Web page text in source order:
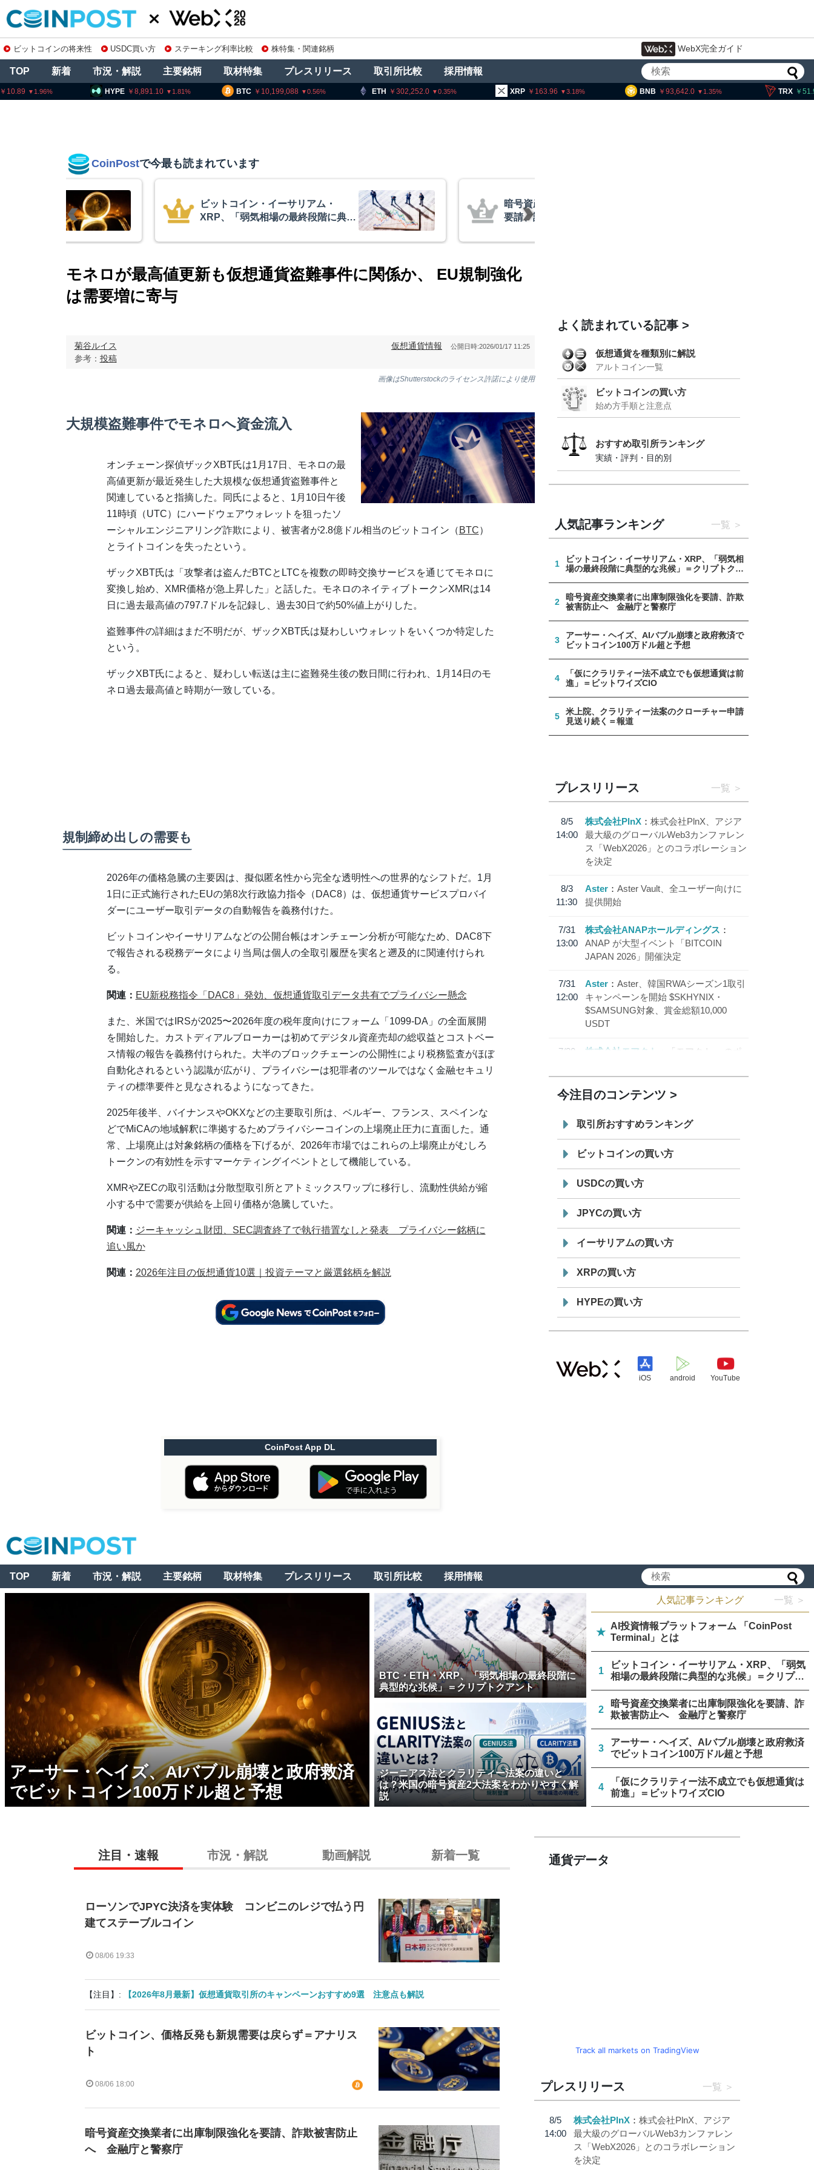
ビットコインの将来性 USDC買い方 ステーキング利率比較 株特集・関連銘柄 WebX完全ガイド
TOP 新着 市況・解説 主要銘柄 取材特集 プレスリリース 取引所比較 採用情報
BTC 10,199,088 0.56 ETH 302,252.0 0.35 XRP 163.96 3.18 BNB 93,642.0 1.35 TRX 51.90
HYPE 8,891.10 1.81
CoinPostで今最も読まれています
ビットコイン・イーサリアム・
XRP、「弱気相場の最終段階に典型
暗号資産交換業者に出庫制限強化を
要請、詐欺被害防止へ 金融庁と警
モネロが最高値更新も仮想通貨盗難事件に関係か、 EU規制強化
は需要増に寄与
菊谷ルイス
参考： 投稿
仮想通貨情報 公開日時:2026/01/17 11:25
画像はShutterstockのライセンス許諾により使用
大規模盗難事件でモネロへ資金流入
オンチェーン探偵ザックXBT氏は1月17日、モネロの最
高値更新が最近発生した大規模な仮想通貨盗難事件と
関連していると指摘した。同氏によると、1月10日午後
11時頃（UTC）にハードウェアウォレットを狙ったソ
ーシャルエンジニアリング詐欺により、被害者が2.8億ドル相当のビットコイン（ BTC）
とライトコインを失ったという。
ザックXBT氏は「攻撃者は盗んだBTCとLTCを複数の即時交換サービスを通じてモネロに
変換し始め、XMR価格が急上昇した」と話した。モネロのネイティブトークンXMRは14
日に過去最高値の797.7ドルを記録し、過去30日で約50%値上がりした。
盗難事件の詳細はまだ不明だが、ザックXBT氏は疑わしいウォレットをいくつか特定した
という。
ザックXBT氏によると、疑わしい転送は主に盗難発生後の数日間に行われ、1月14日のモ
ネロ過去最高値と時期が一致している。
規制締め出しの需要も
2026年の価格急騰の主要因は、擬似匿名性から完全な透明性への世界的なシフトだ。1月
1日に正式施行されたEUの第8次行政協力指令（DAC8）は、仮想通貨サービスプロバイ
ダーにユーザー取引データの自動報告を義務付けた。
ビットコインやイーサリアムなどの公開台帳はオンチェーン分析が可能なため、DAC8下
で報告される税務データにより当局は個人の全取引履歴を実名と遡及的に関連付けられ
る。
関連： EU新税務指令「DAC8」発効、仮想通貨取引データ共有でプライバシー懸念
また、米国ではIRSが2025〜2026年度の税年度向けにフォーム「1099-DA」の全面展開
を開始した。カストディアルブローカーは初めてデジタル資産売却の総収益とコストベー
ス情報の報告を義務付けられた。大半のブロックチェーンの公開性により税務監査がほぼ
自動化されるという認識が広がり、プライバシーは犯罪者のツールではなく金融セキュリ
ティの標準要件と見なされるようになってきた。
2025年後半、バイナンスやOKXなどの主要取引所は、ベルギー、フランス、スペインな
どでMiCAの地域解釈に準拠するためプライバシーコインの上場廃止圧力に直面した。通
常、上場廃止は対象銘柄の価格を下げるが、2026年市場ではこれらの上場廃止がむしろ
トークンの有効性を示すマーケティングイベントとして機能している。
XMRやZECの取引活動は分散型取引所とアトミックスワップに移行し、流動性供給が縮
小する中で需要が供給を上回り価格が急騰していた。
関連： ジーキャッシュ財団、SEC調査終了で執行措置なしと発表 プライバシー銘柄に
追い風か
関連： 2026年注目の仮想通貨10選｜投資テーマと厳選銘柄を解説
CoinPost App DL
よく読まれている記事
仮想通貨を種類別に解説
アルトコイン一覧
ビットコインの買い方
始め方手順と注意点
おすすめ取引所ランキング
実績・評判・目的別
人気記事ランキング 一覧
1
ビットコイン・イーサリアム・XRP、「弱気相
場の最終段階に典型的な兆候」＝クリプトクア
2
暗号資産交換業者に出庫制限強化を要請、詐欺
被害防止へ 金融庁と警察庁
3
アーサー・ヘイズ、AIバブル崩壊と政府救済で
ビットコイン100万ドル超と予想
4
「仮にクラリティー法不成立でも仮想通貨は前
進」＝ビットワイズCIO
5
米上院、クラリティー法案のクローチャー申請
見送り続く＝報道
プレスリリース 一覧
8/5
14:00
株式会社PlnX
株式会社PlnX、アジア
最大級のグローバルWeb3カンファレン
ス「WebX2026」とのコラボレーション
を決定
8/3
11:30
Aster
Aster Vault、全ユーザー向けに
提供開始
7/31
13:00
株式会社ANAPホールディングス
ANAP が大型イベント「BITCOIN
JAPAN 2026」開催決定
7/31
12:00
Aster
Aster、韓国RWAシーズン1取引
キャンペーンを開始 $SKHYNIX・
$SAMSUNG対象、賞金総額10,000
USDT
7/30
株式会社モアクト
「モアクト」 のポ
「 JPYC」を追加
19:30
てステーブルコイン「JPYSC」徹底解
説セミナーを開催
今注目のコンテンツ
取引所おすすめランキング
ビットコインの買い方
USDCの買い方
JPYCの買い方
イーサリアムの買い方
XRPの買い方
HYPEの買い方
iOS android YouTube
TOP 新着 市況・解説 主要銘柄 取材特集 プレスリリース 取引所比較 採用情報
アーサー・ヘイズ、AIバブル崩壊と政府救済
でビットコイン100万ドル超と予想
BTC・ETH・XRP、「弱気相場の最終段階に
典型的な兆候」＝クリプトクアント
ジーニアス法とクラリティー法案の違いと
は？米国の暗号資産2大法案をわかりやすく解
説
人気記事ランキング 一覧 ＞
★
AI投資情報プラットフォーム 「CoinPost
Terminal」とは
1
ビットコイン・イーサリアム・XRP、「弱気
相場の最終段階に典型的な兆候」＝クリプト
クアント
2
暗号資産交換業者に出庫制限強化を要請、詐
欺被害防止へ 金融庁と警察庁
3
アーサー・ヘイズ、AIバブル崩壊と政府救済
でビットコイン100万ドル超と予想
4
「仮にクラリティー法不成立でも仮想通貨は
前進」＝ビットワイズCIO
注目・速報 市況・解説 動画解説 新着一覧
ローソンでJPYC決済を実体験 コンビニのレジで払う円
建てステーブルコイン
08/06 19:33
【注目】: 【2026年8月最新】仮想通貨取引所のキャンペーンおすすめ9選 注意点も解説
ビットコイン、価格反発も新規需要は戻らず＝アナリス
ト
08/06 18:00
暗号資産交換業者に出庫制限強化を要請、詐欺被害防止
へ 金融庁と警察庁
通貨データ
Track all markets on TradingView
プレスリリース 一覧
8/5
14:00
株式会社PlnX
株式会社PlnX、アジア
最大級のグローバルWeb3カンファレン
ス「WebX2026」とのコラボレーション
を決定